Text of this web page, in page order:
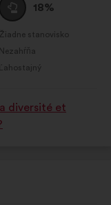
hlas
:
18%
Žiadne stanovisko
:krát
Nezahŕňa
:krát
Ľahostajný
:krát
diversité et